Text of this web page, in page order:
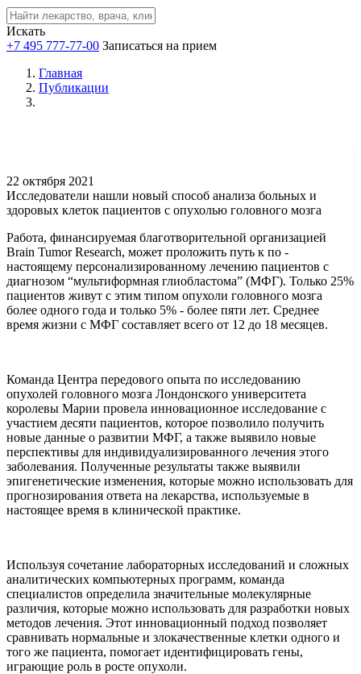
Искать
+7 495 777-77-00 Записаться на прием
Главная
Публикации
22 октября 2021
Исследователи нашли новый способ анализа больных и
здоровых клеток пациентов с опухолью головного мозга
Работа, финансируемая благотворительной организацией
Brain Tumor Research, может проложить путь к по -
настоящему персонализированному лечению пациентов с
диагнозом “мультиформная глиобластома” (МФГ). Только 25%
пациентов живут с этим типом опухоли головного мозга
более одного года и только 5% - более пяти лет. Среднее
время жизни с МФГ составляет всего от 12 до 18 месяцев.
Команда Центра передового опыта по исследованию
опухолей головного мозга Лондонского университета
королевы Марии провела инновационное исследование с
участием десяти пациентов, которое позволило получить
новые данные о развитии МФГ, а также выявило новые
перспективы для индивидуализированного лечения этого
заболевания. Полученные результаты также выявили
эпигенетические изменения, которые можно использовать для
прогнозирования ответа на лекарства, используемые в
настоящее время в клинической практике.
Используя сочетание лабораторных исследований и сложных
аналитических компьютерных программ, команда
специалистов определила значительные молекулярные
различия, которые можно использовать для разработки новых
методов лечения. Этот инновационный подход позволяет
сравнивать нормальные и злокачественные клетки одного и
того же пациента, помогает идентифицировать гены,
играющие роль в росте опухоли.